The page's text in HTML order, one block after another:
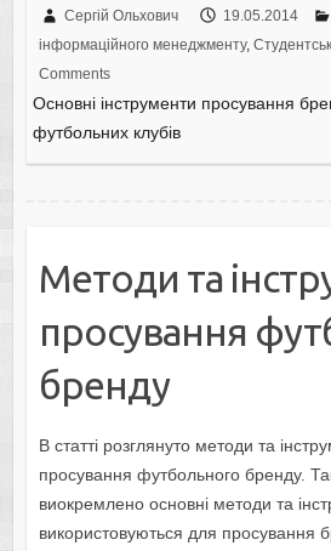
Сергій Ольхович 19.05.2014
інформаційного менеджменту,
Comments
Основні інструменти просування
футбольних клубів
Методи та
просування
бренду
В статті розглянуто методи та
просування футбольного бренду.
виокремлено основні методи та
використовуються для просування